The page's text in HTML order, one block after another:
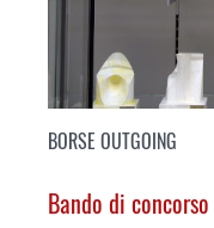
BORSE OUTGOING
Bando di